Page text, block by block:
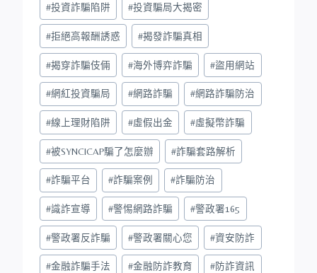
#投資詐騙陷阱 #投資騙局大揭密
#拒絕高報酬誘惑 #揭發詐騙真相
#揭穿詐騙伎倆 #海外博弈詐騙 #盜用網站
#網紅投資騙局 #網路詐騙 #網路詐騙防治
#線上理財陷阱 #虛假出金 #虛擬幣詐騙
#被SYNCICAP騙了怎麼辦 #詐騙套路解析
#詐騙平台 #詐騙案例 #詐騙防治
#識詐宣導 #警惕網路詐騙 #警政署165
#警政署反詐騙 #警政署關心您 #資安防詐
#金融詐騙手法 #金融防詐教育 #防詐資訊